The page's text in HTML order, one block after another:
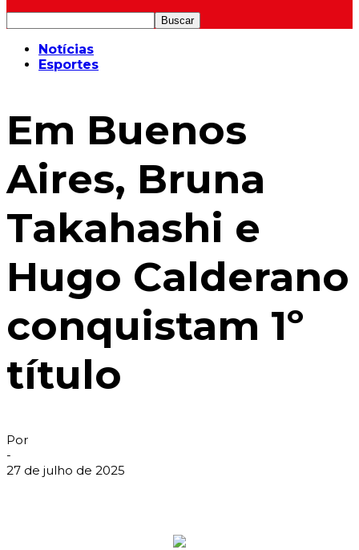
Notícias
Esportes
Em Buenos
Aires, Bruna
Takahashi e
Hugo Calderano
conquistam 1º
título
Por
-
27 de julho de 2025